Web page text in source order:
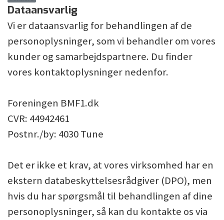
Dataansvarlig
Vi er dataansvarlig for behandlingen af de
personoplysninger, som vi behandler om vores
kunder og samarbejdspartnere. Du finder
vores kontaktoplysninger nedenfor.
Foreningen BMF1.dk
CVR: 44942461
Postnr./by: 4030 Tune
Det er ikke et krav, at vores virksomhed har en
ekstern databeskyttelsesrådgiver (DPO), men
hvis du har spørgsmål til behandlingen af dine
personoplysninger, så kan du kontakte os via